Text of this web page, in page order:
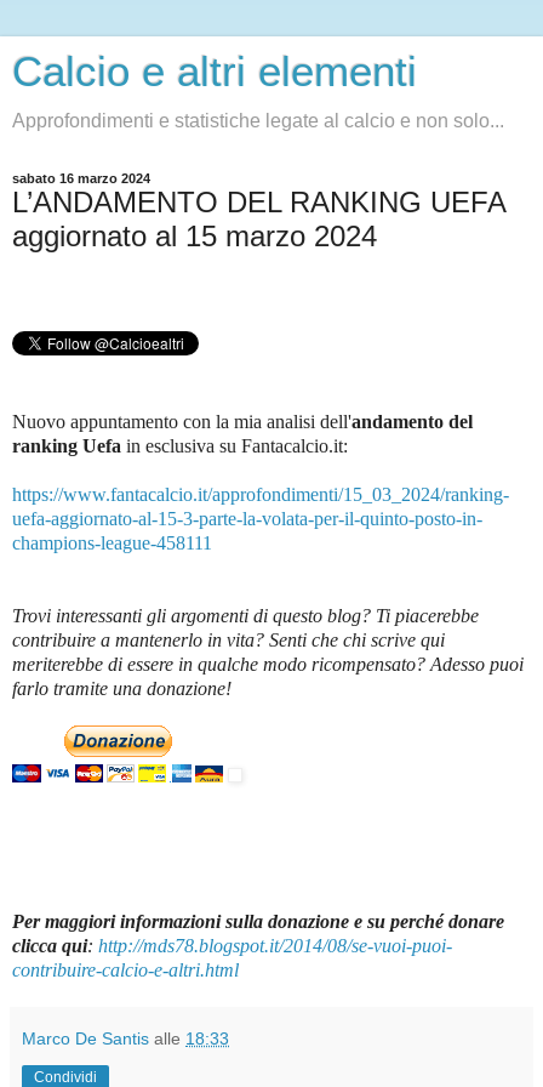
Calcio e altri elementi
Approfondimenti e statistiche legate al calcio e non solo...
sabato 16 marzo 2024
L’ANDAMENTO DEL RANKING UEFA
aggiornato al 15 marzo 2024
Nuovo appuntamento con la mia analisi dell'andamento del
ranking Uefa in esclusiva su Fantacalcio.it:
https://www.fantacalcio.it/approfondimenti/15_03_2024/ranking-
uefa-aggiornato-al-15-3-parte-la-volata-per-il-quinto-posto-in-
champions-league-458111
Trovi interessanti gli argomenti di questo blog? Ti piacerebbe
contribuire a mantenerlo in vita? Senti che chi scrive qui
meriterebbe di essere in qualche modo ricompensato? Adesso puoi
farlo tramite una donazione!
Per maggiori informazioni sulla donazione e su perché donare
clicca qui: http://mds78.blogspot.it/2014/08/se-vuoi-puoi-
contribuire-calcio-e-altri.html
Marco De Santis alle 18:33
Condividi